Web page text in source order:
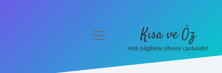
menüyü
Kısa ve Öz
Hızlı bilgilerle zihnini canlandır!